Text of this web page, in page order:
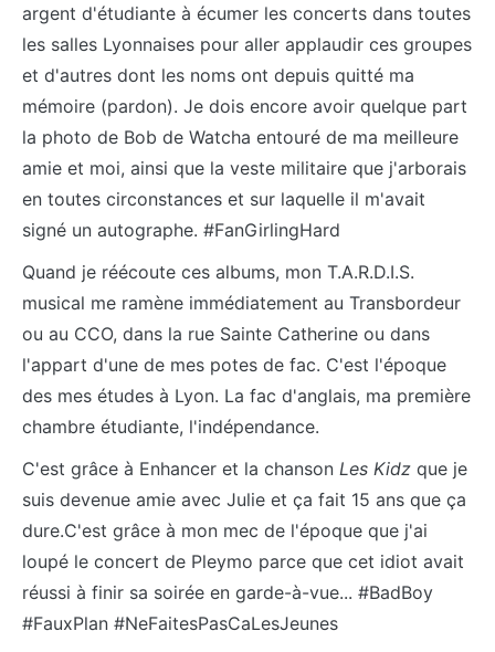
argent d'étudiante à écumer les concerts dans toutes
les salles Lyonnaises pour aller applaudir ces groupes
et d'autres dont les noms ont depuis quitté ma
mémoire (pardon). Je dois encore avoir quelque part
la photo de Bob de Watcha entouré de ma meilleure
amie et moi, ainsi que la veste militaire que j'arborais
en toutes circonstances et sur laquelle il m'avait
signé un autographe. #FanGirlingHard
Quand je réécoute ces albums, mon T.A.R.D.I.S.
musical me ramène immédiatement au Transbordeur
ou au CCO, dans la rue Sainte Catherine ou dans
l'appart d'une de mes potes de fac. C'est l'époque
des mes études à Lyon. La fac d'anglais, ma première
chambre étudiante, l'indépendance.
C'est grâce à Enhancer et la chanson Les Kidz que je
suis devenue amie avec Julie et ça fait 15 ans que ça
dure.C'est grâce à mon mec de l'époque que j'ai
loupé le concert de Pleymo parce que cet idiot avait
réussi à finir sa soirée en garde-à-vue... #BadBoy
#FauxPlan #NeFaitesPasCaLesJeunes